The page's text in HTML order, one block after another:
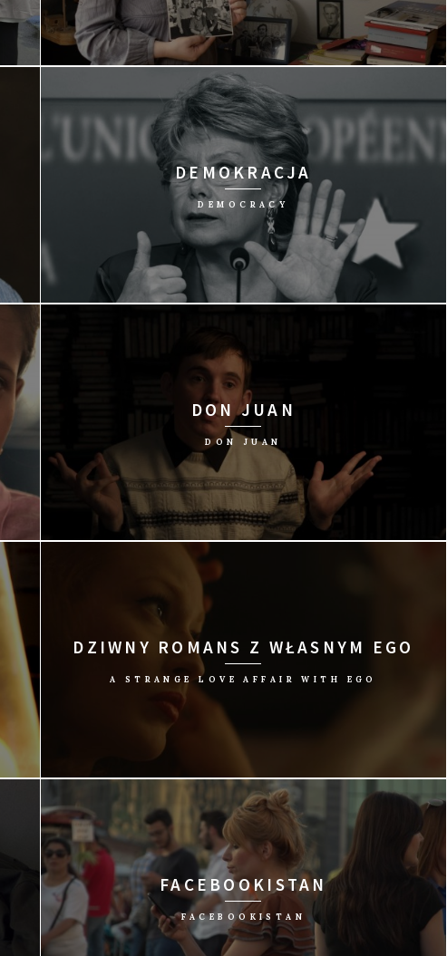
reż. Andreas Voigt/Niemcy, 2015/95 min
DEMOKRACJA
DEMOCRACY
DON JUAN
DON JUAN
reż. Jerzy Śladkowski/Szwecja, Finlandia, 2015/92 min
DZIWNY ROMANS Z WŁASNYM EGO
A STRANGE LOVE AFFAIR WITH EGO
reż. Ester Gould/Holandia, 2015/93 min
FACEBOOKISTAN
FACEBOOKISTAN